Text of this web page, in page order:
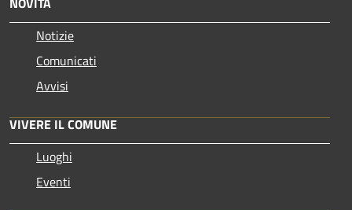
Notizie
Comunicati
Avvisi
VIVERE IL COMUNE
Luoghi
Eventi